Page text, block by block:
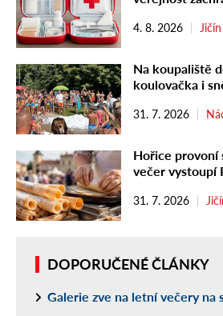
4. 8. 2026 Jičín
Na koupaliště
koulovačka i
31. 7. 2026
Hořice provoní
večer vystoupí
31. 7. 2026
DOPORUČENÉ ČLÁNKY
Galerie zve na letní večery na